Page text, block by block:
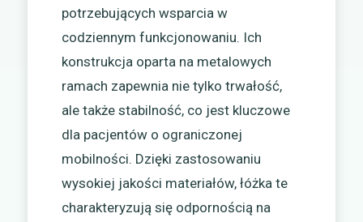
potrzebujących wsparcia w
codziennym funkcjonowaniu. Ich
konstrukcja oparta na metalowych
ramach zapewnia nie tylko trwałość,
ale także stabilność, co jest kluczowe
dla pacjentów o ograniczonej
mobilności. Dzięki zastosowaniu
wysokiej jakości materiałów, łóżka te
charakteryzują się odpornością na